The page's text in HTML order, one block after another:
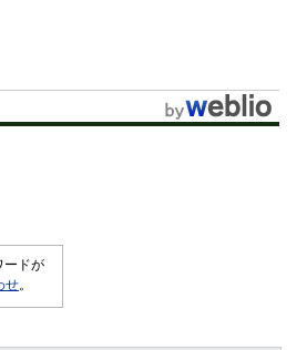
ードが
せ。